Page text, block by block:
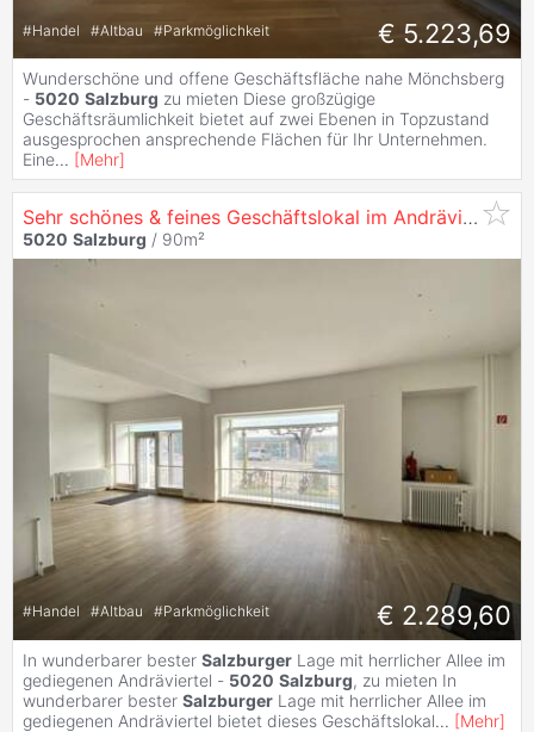
#Handel #Altbau #Parkmöglichkeit € 5.223,69
Wunderschöne und offene Geschäftsfläche nahe Mönchsberg
- 5020 Salzburg zu mieten Diese großzügige
Geschäftsräumlichkeit bietet auf zwei Ebenen in Topzustand
ausgesprochen ansprechende Flächen für Ihr Unternehmen.
Eine... [Mehr]
Sehr schönes & feines Geschäftslokal im Andräviertel -
5020 Salzburg / 90m²
#Handel #Altbau #Parkmöglichkeit € 2.289,60
In wunderbarer bester Salzburger Lage mit herrlicher Allee im
gediegenen Andräviertel - 5020 Salzburg, zu mieten In
wunderbarer bester Salzburger Lage mit herrlicher Allee im
gediegenen Andräviertel bietet dieses Geschäftslokal... [Mehr]